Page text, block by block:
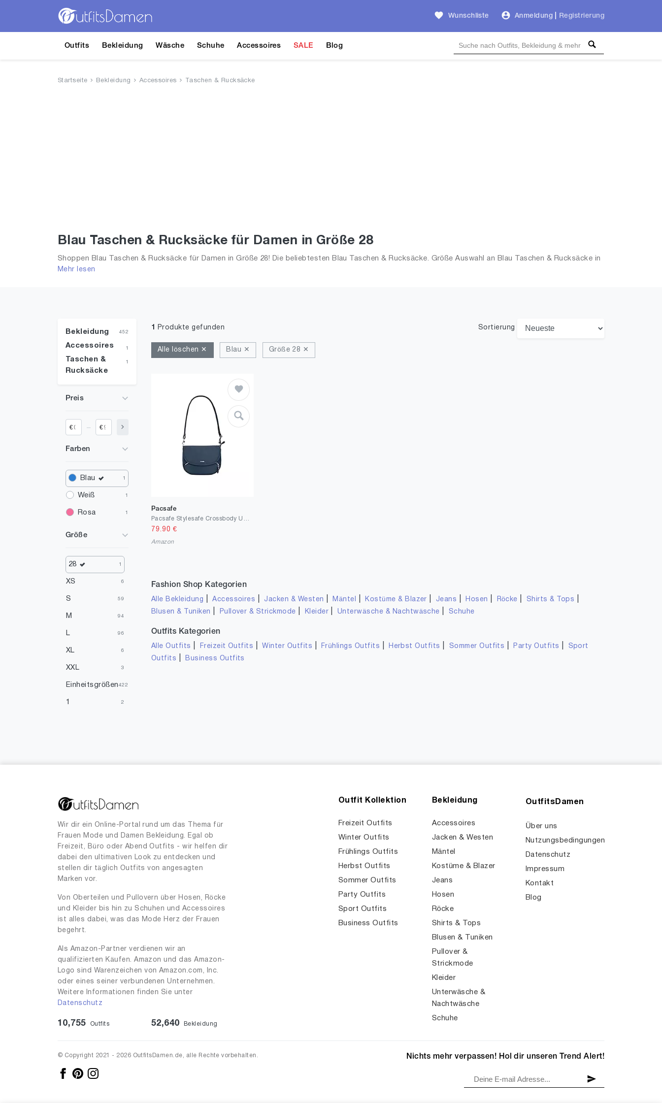
Wunschliste Anmeldung Registrierung
Outfits Bekleidung Wäsche Schuhe Accessoires SALE Blog
Startseite Bekleidung Accessoires Taschen & Rucksäcke
Blau Taschen & Rucksäcke für Damen in Größe 28
Shoppen Blau Taschen & Rucksäcke für Damen in Größe 28! Die beliebtesten Blau Taschen & Rucksäcke. Größe Auswahl an Blau Taschen & Rucksäcke in
Größe 28 und alle Trends aus 2026 für Frauen!
Mehr lesen
Bekleidung 452
Accessoires 1
Taschen &
Rucksäcke
1
Preis
€ €
Farben
Blau 1
Weiß 1
Rosa 1
Größe
28 1
XS 6
S 59
M 94
L 96
XL 6
XXL 3
Einheitsgrößen 422
1 2
1 Produkte gefunden Sortierung
Alle löschen ✕ Blau ✕ Größe 28 ✕
Pacsafe
79.90 €
Amazon
Fashion Shop Kategorien
Alle Bekleidung |Accessoires Jacken & Westen Mäntel Kostüme & Blazer Jeans Hosen Röcke Shirts & Tops
Blusen & Tuniken Pullover & Strickmode Kleider Unterwäsche & Nachtwäsche Schuhe
Outfits Kategorien
Alle Outfits Freizeit Outfits |Winter Outfits Frühlings Outfits Herbst Outfits Sommer Outfits Party Outfits
Sport
Outfits
Business Outfits
Wir dir ein Online-Portal rund um das Thema für
Frauen Mode und Damen Bekleidung. Egal ob
Freizeit, Büro oder Abend Outfits - wir helfen dir
dabei den ultimativen Look zu entdecken und
stellen dir täglich Outfits von angesagten
Marken vor.
Von Oberteilen und Pullovern über Hosen, Röcke
und Kleider bis hin zu Schuhen und Accessoires
ist alles dabei, was das Mode Herz der Frauen
begehrt.
Als Amazon-Partner verdienen wir an
qualifizierten Käufen. Amazon und das Amazon-
Logo sind Warenzeichen von Amazon.com, Inc.
oder eines seiner verbundenen Unternehmen.
Weitere Informationen finden Sie unter
Datenschutz
10,755 Outfits 52,640 Bekleidung
Outfit Kollektion
Freizeit Outfits
Winter Outfits
Frühlings Outfits
Herbst Outfits
Sommer Outfits
Party Outfits
Sport Outfits
Business Outfits
Bekleidung
Accessoires
Jacken & Westen
Mäntel
Kostüme & Blazer
Jeans
Hosen
Röcke
Shirts & Tops
Blusen & Tuniken
Pullover &
Strickmode
Kleider
Unterwäsche &
Nachtwäsche
Schuhe
OutfitsDamen
Über uns
Nutzungsbedingungen
Datenschutz
Impressum
Kontakt
Blog
© Copyright 2021 - 2026 OutfitsDamen.de, alle Rechte vorbehalten. Nichts mehr verpassen! Hol dir unseren Trend Alert!